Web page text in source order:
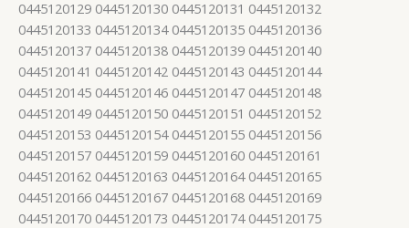
0445120129 0445120130 0445120131 0445120132
0445120133 0445120134 0445120135 0445120136
0445120137 0445120138 0445120139 0445120140
0445120141 0445120142 0445120143 0445120144
0445120145 0445120146 0445120147 0445120148
0445120149 0445120150 0445120151 0445120152
0445120153 0445120154 0445120155 0445120156
0445120157 0445120159 0445120160 0445120161
0445120162 0445120163 0445120164 0445120165
0445120166 0445120167 0445120168 0445120169
0445120170 0445120173 0445120174 0445120175